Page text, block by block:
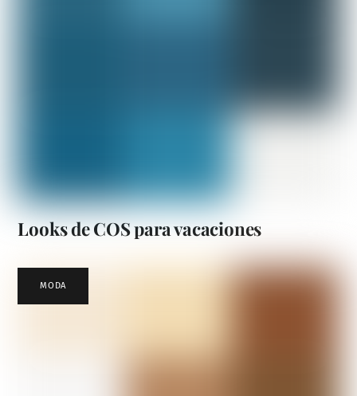
Looks de COS para vacaciones
MODA